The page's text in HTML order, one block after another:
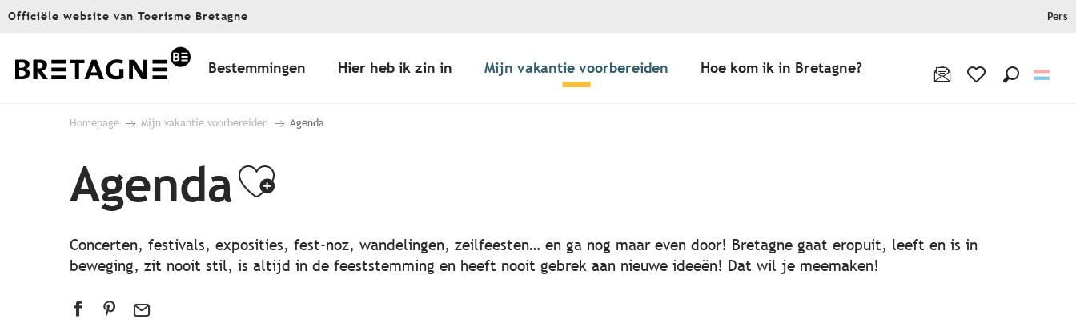
Aller
principal
Officiële website van Toerisme Bretagne Pers
Bestemmingen Hier heb ik zin in Mijn vakantie voorbereiden Hoe kom ik in Bretagne?
Homepage Mijn vakantie voorbereiden Agenda
AgendaAjouter aux favoris
Concerten, festivals, exposities, fest-noz, wandelingen, zeilfeesten… en ga nog maar even door! Bretagne gaat eropuit, leeft en is in
beweging, zit nooit stil, is altijd in de feeststemming en heeft nooit gebrek aan nieuwe ideeën! Dat wil je meemaken!